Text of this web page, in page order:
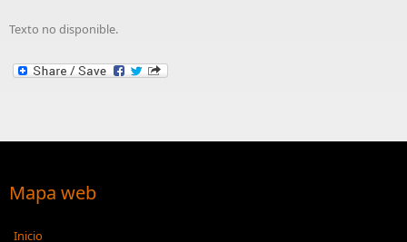
Texto no disponible.
Mapa web
Inicio